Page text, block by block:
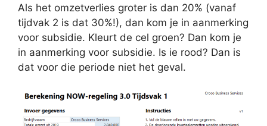
Als het omzetverlies groter is dan 20% (vanaf
tijdvak 2 is dat 30%!), dan kom je in aanmerking
voor subsidie. Kleurt de cel groen? Dan kom je
in aanmerking voor subsidie. Is ie rood? Dan is
dat voor die periode niet het geval.